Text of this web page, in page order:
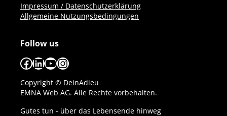
Impressum / Datenschutzerklärung
Allgemeine Nutzungsbedingungen
Follow us
Facebook
LinkedIn
YouTube
Instagram
Copyright © DeinAdieu
EMNA Web AG. Alle Rechte vorbehalten.
Gutes tun - über das Lebensende hinweg